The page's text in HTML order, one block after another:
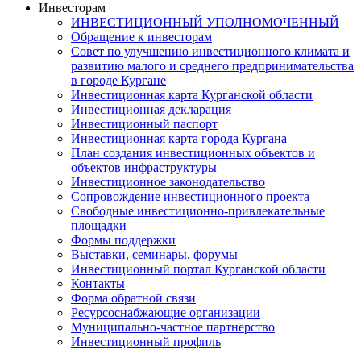
Инвесторам
ИНВЕСТИЦИОННЫЙ УПОЛНОМОЧЕННЫЙ
Обращение к инвесторам
Совет по улучшению инвестиционного климата и
развитию малого и среднего предпринимательства
в городе Кургане
Инвестиционная карта Курганской области
Инвестиционная декларация
Инвестиционный паспорт
Инвестиционная карта города Кургана
План создания инвестиционных объектов и
объектов инфраструктуры
Инвестиционное законодательство
Сопровождение инвестиционного проекта
Свободные инвестиционно-привлекательные
площадки
Формы поддержки
Выставки, семинары, форумы
Инвестиционный портал Курганской области
Контакты
Форма обратной связи
Ресурсоснабжающие организации
Муниципально-частное партнерство
Инвестиционный профиль